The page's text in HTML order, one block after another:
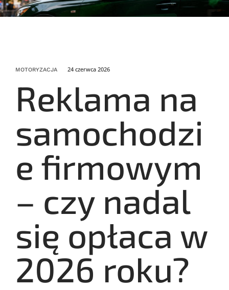
MOTORYZACJA 24 czerwca 2026
Reklama na
samochodzi
e firmowym
– czy nadal
się opłaca w
2026 roku?